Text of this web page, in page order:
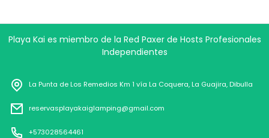
Playa Kai es miembro de la Red Paxer de Hosts Profesionales
Independientes
La Punta de Los Remedios Km 1 vía La Coquera, La Guajira, Dibulla
reservasplayakaiglamping@gmail.com
+573028564461